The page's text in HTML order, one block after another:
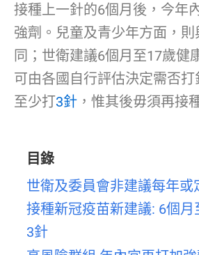
接種上一針的6個月後，今年
強劑。兒童及青少年方面，
同；世衛建議6個月至17歲健
可由各國自行評估決定需否
至少打3針 ，惟其後毋須再接
目錄
世衛及委員會非建議每年或
接種新冠疫苗新建議: 6個
3針